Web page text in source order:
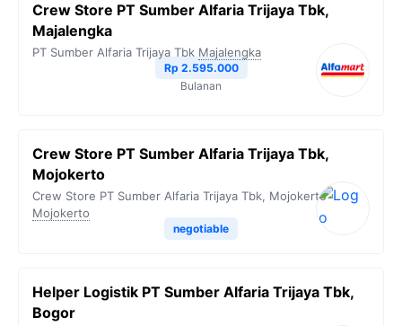
Crew Store PT Sumber Alfaria Trijaya Tbk,
Majalengka
PT Sumber Alfaria Trijaya Tbk Majalengka
Rp 2.595.000
Bulanan
Crew Store PT Sumber Alfaria Trijaya Tbk,
Mojokerto
Crew Store PT Sumber Alfaria Trijaya Tbk, Mojokerto
Mojokerto
negotiable
Helper Logistik PT Sumber Alfaria Trijaya Tbk,
Bogor